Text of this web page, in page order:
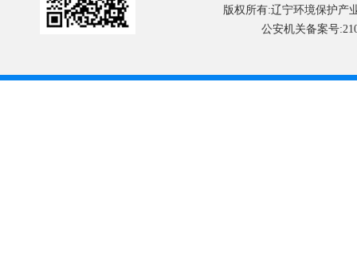
版权所有:辽宁环境保护产
公安机关备案号